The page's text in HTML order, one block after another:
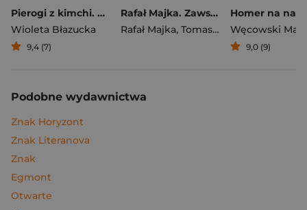
Pierogi z kimchi. Moje ulubione azjatyckie przepisy
Wioleta Błazucka
9,4 (7)
Rafał Majka. Zawsze z przodu. Rozmawia Tomasz Kalemba - książka z autografem
Rafał Majka, Tomasz Kalemba Węcowski
9,0 (9)
Podobne wydawnictwa
Znak Horyzont
Znak Literanova
Znak
Egmont
Otwarte